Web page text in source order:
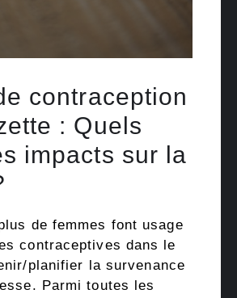
contraception
: Quels
impacts sur la
de femmes font usage
contraceptives dans le
planifier la survenance
Parmi toutes les